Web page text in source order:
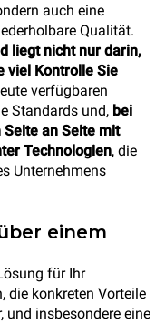
auch eine
Qualität.
liegt nicht nur darin,
viel Kontrolle Sie
verfügbaren
Standards und, bei
an Seite mit
Technologien, die
Unternehmens
einem
für Ihr
die konkreten Vorteile
und insbesondere eine